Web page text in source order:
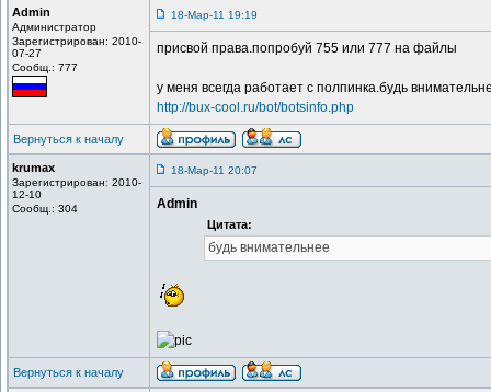
Admin
Администратор
Зарегистрирован: 2010-
07-27
Сообщ.: 777
18-Мар-11 19:19
присвой права.попробуй 755 или 777 на файлы
у меня всегда работает с полпинка.будь
http://bux-cool.ru/bot/botsinfo.php
Вернуться к началу
krumax
Зарегистрирован: 2010-
12-10
Сообщ.: 304
18-Мар-11 20:07
Admin
Цитата:
будь внимательнее
Вернуться к началу